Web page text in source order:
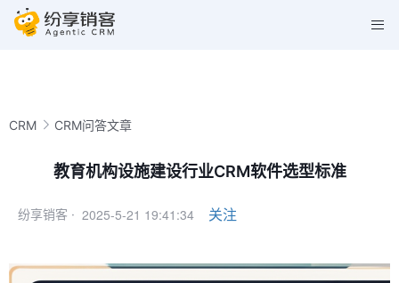
CRM CRM问答文章
教育机构设施建设行业CRM软件选型标准
纷享销客 · 2025-5-21 19:41:34 关注